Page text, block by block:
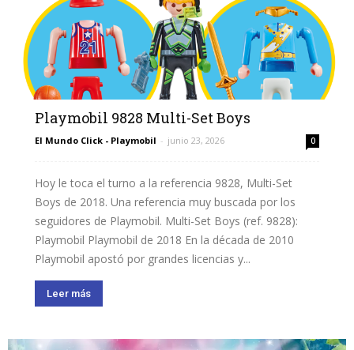
Playmobil 9828 Multi-Set Boys
El Mundo Click - Playmobil - junio 23, 2026 0
Hoy le toca el turno a la referencia 9828, Multi-Set
Boys de 2018. Una referencia muy buscada por los
seguidores de Playmobil. Multi-Set Boys (ref. 9828):
Playmobil Playmobil de 2018 En la década de 2010
Playmobil apostó por grandes licencias y...
Leer más